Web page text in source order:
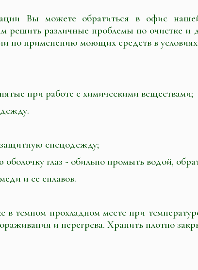
Вы можете обратиться в офис
решить различные проблемы по очистке
по применению моющих средств в
при работе с химическими веществами;
защитную спецодежду;
глаз - обильно промыть водой,
и ее сплавов.
в темном прохладном месте при
и перегрева. Хранить плотно